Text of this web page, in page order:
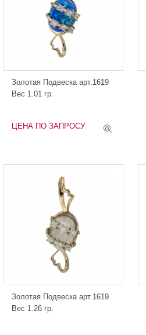
Золотая Подвеска арт.1619
Вес 1.01 гр.
ЦЕНА ПО ЗАПРОСУ
Золотая Подвеска арт.1619
Вес 1.26 гр.